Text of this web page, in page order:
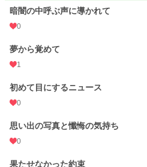
一度はフラレたはずの、大好きな人と交わ
あの果たせなかった約束が何年経っても私
小さい頃から思い描いた看護師への夢も諦
これじゃだめだ。と葛藤の中、弱虫だった
郷の懐かしい友達だった。
友との再会が、再び私と「あの日」を繋ぎ
暗闇の中呼ぶ声に導かれて
0
夢から覚めて
1
初めて目にするニュース
0
思い出の写真と懺悔の気持ち
0
果たせなかった約束